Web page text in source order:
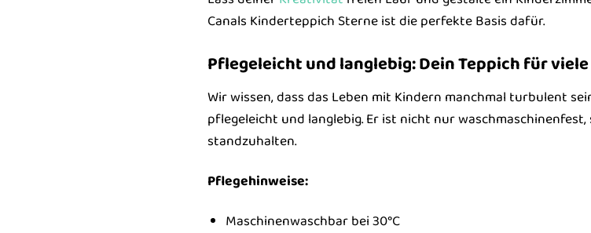
Canals Kinderteppich Sterne ist die perfekte Basis dafür.
Pflegeleicht und langlebig: Dein Teppich für
Wir wissen, dass das Leben mit Kindern manchmal turbulent
pflegeleicht und langlebig. Er ist nicht nur
standzuhalten.
Pflegehinweise:
Maschinenwaschbar bei 30°C